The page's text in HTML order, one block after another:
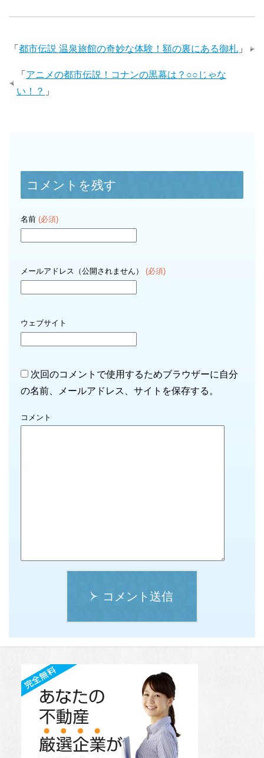
「 都市伝説 温泉旅館の奇妙な体験！額の裏にある御札 」
「 アニメの都市伝説！コナンの黒幕は？○○じゃな
い！？ 」
コメントを残す
名前 (必須)
メールアドレス（公開されません） (必須)
ウェブサイト
次回のコメントで使用するためブラウザーに自分
の名前、メールアドレス、サイトを保存する。
コメント
コメント送信